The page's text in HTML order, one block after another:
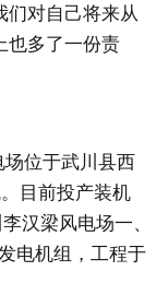
们对自己将来从
也多了一份责
位于武川县西
目前投产装机
汉梁风电场一、
电机组，工程于